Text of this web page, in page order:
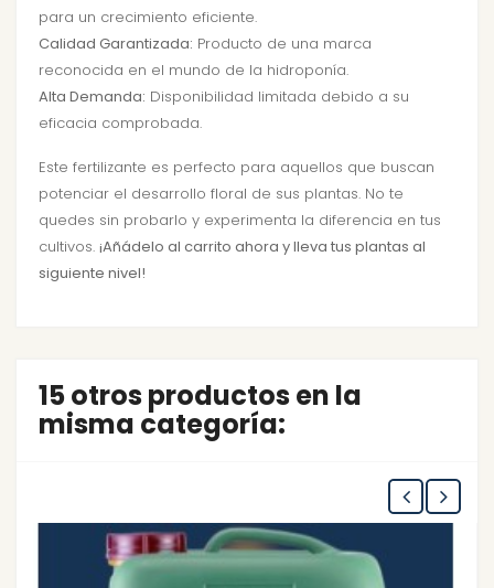
para un crecimiento eficiente.
Calidad Garantizada: Producto de una marca
reconocida en el mundo de la hidroponía.
Alta Demanda: Disponibilidad limitada debido a su
eficacia comprobada.
Este fertilizante es perfecto para aquellos que buscan
potenciar el desarrollo floral de sus plantas. No te
quedes sin probarlo y experimenta la diferencia en tus
cultivos. ¡Añádelo al carrito ahora y lleva tus plantas al
siguiente nivel!
15 otros productos en la
misma categoría: